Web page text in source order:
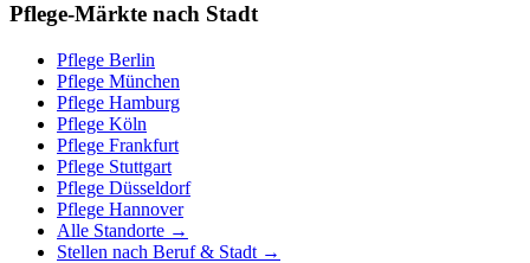
Pflege-Märkte nach Stadt
Pflege Berlin
Pflege München
Pflege Hamburg
Pflege Köln
Pflege Frankfurt
Pflege Stuttgart
Pflege Düsseldorf
Pflege Hannover
Alle Standorte →
Stellen nach Beruf & Stadt →